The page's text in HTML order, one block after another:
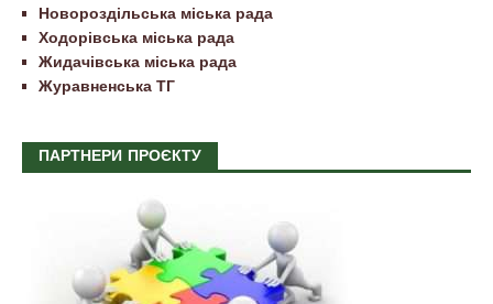
Новороздільська міська рада
Ходорівська міська рада
Жидачівська міська рада
Журавненська ТГ
ПАРТНЕРИ ПРОЄКТУ